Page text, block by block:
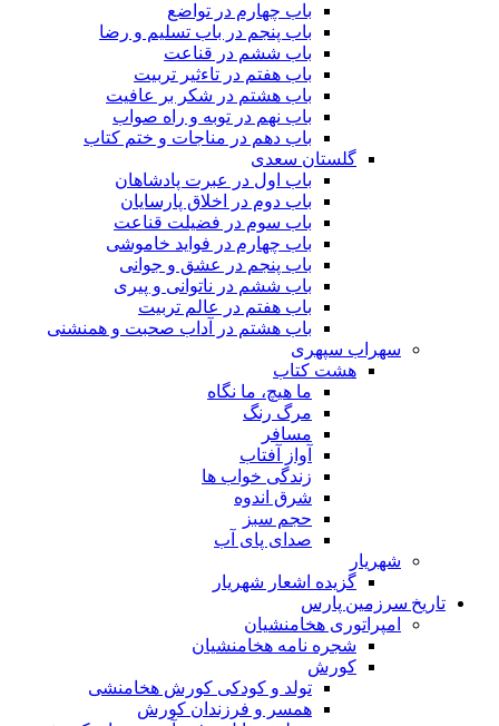
باب چهارم در تواضع
باب پنجم در باب تسلیم و رضا
باب ششم در قناعت
باب هفتم در تاءثیر تربیت
باب هشتم در شکر بر عافیت
باب نهم در توبه و راه صواب
باب دهم در مناجات و ختم کتاب
گلستان سعدی
باب اول در عبرت پادشاهان
باب دوم در اخلاق پارسایان
باب سوم در فضیلت قناعت
باب چهارم در فواید خاموشى
باب پنجم در عشق و جوانى
باب ششم در ناتوانى و پیرى
باب هفتم در عالم تربیت
باب هشتم در آداب صحبت و همنشنى
سهراب سپهری
هشت کتاب
ما هیچ، ما نگاه
مرگ رنگ
مسافر
آواز آفتاب
زندگی خواب ها
شرق اندوه
حجم سبز
صدای پای آب
شهریار
گزیده اشعار شهریار
تاریخ سرزمین پارس
امپراتوری هخامنشیان
شجره نامه هخامنشیان
کورش
تولد و کودکی کورش هخامنشی
همسر و فرزندان کورش